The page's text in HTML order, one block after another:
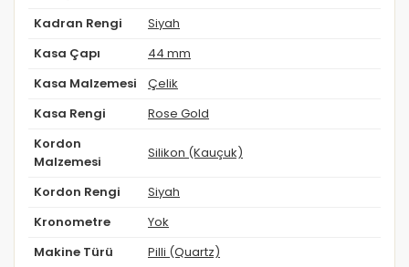
Kadran Rengi Siyah
Kasa Çapı 44 mm
Kasa Malzemesi Çelik
Kasa Rengi Rose Gold
Kordon
Malzemesi
Silikon (Kauçuk)
Kordon Rengi Siyah
Kronometre Yok
Makine Türü Pilli (Quartz)